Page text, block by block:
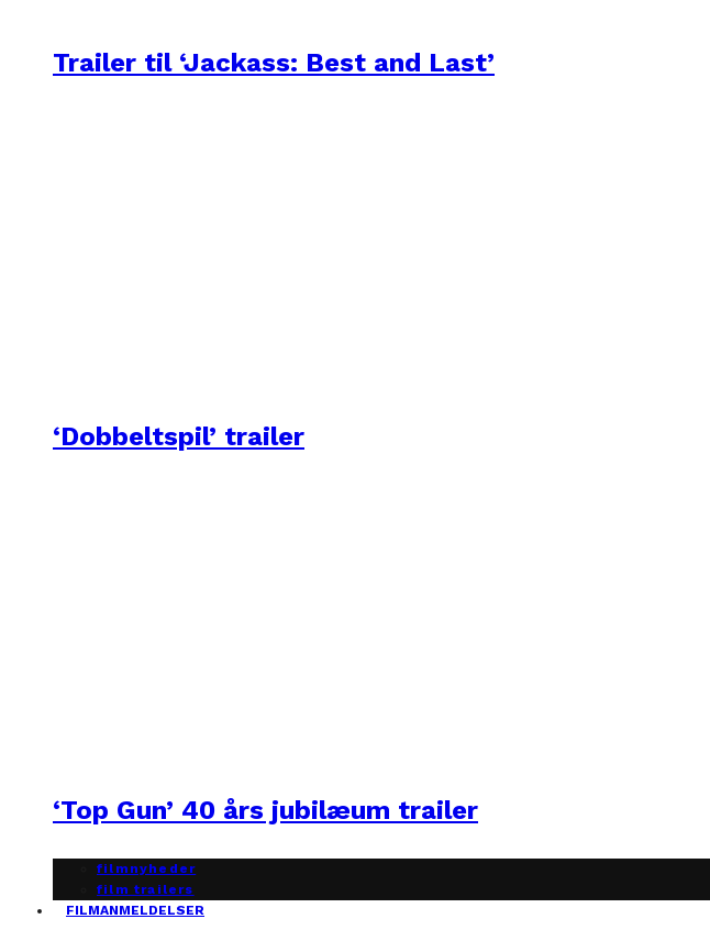
Trailer til ‘Jackass: Best and Last’
‘Dobbeltspil’ trailer
‘Top Gun’ 40 års jubilæum trailer
filmnyheder
film trailers
FILMANMELDELSER